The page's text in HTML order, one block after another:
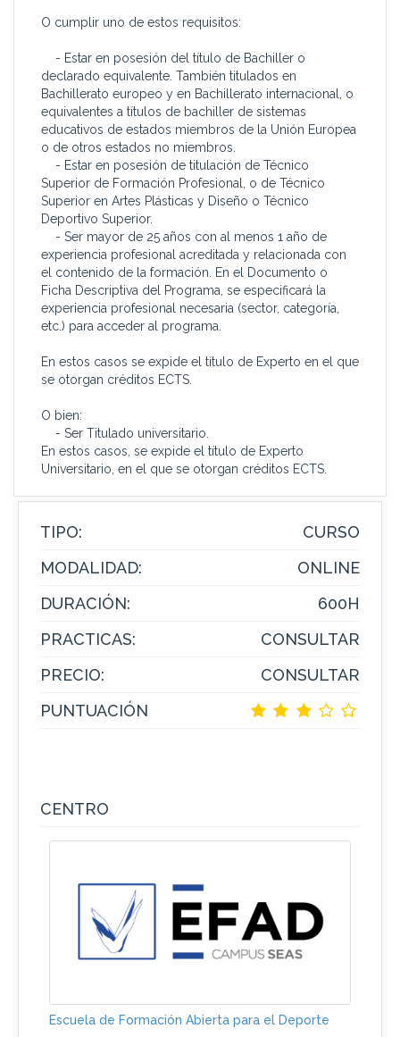
O cumplir uno de estos requisitos:
- Estar en posesión del título de Bachiller o
declarado equivalente. También titulados en
Bachillerato europeo y en Bachillerato internacional, o
equivalentes a títulos de bachiller de sistemas
educativos de estados miembros de la Unión Europea
o de otros estados no miembros.
- Estar en posesión de titulación de Técnico
Superior de Formación Profesional, o de Técnico
Superior en Artes Plásticas y Diseño o Técnico
Deportivo Superior.
- Ser mayor de 25 años con al menos 1 año de
experiencia profesional acreditada y relacionada con
el contenido de la formación. En el Documento o
Ficha Descriptiva del Programa, se especificará la
experiencia profesional necesaria (sector, categoría,
etc.) para acceder al programa.
En estos casos se expide el título de Experto en el que
se otorgan créditos ECTS.
O bien:
- Ser Titulado universitario.
En estos casos, se expide el título de Experto
Universitario, en el que se otorgan créditos ECTS.
TIPO:
CURSO
MODALIDAD:
ONLINE
DURACIÓN:
600H
PRACTICAS:
CONSULTAR
PRECIO:
CONSULTAR
PUNTUACIÓN
CENTRO
Escuela de Formación Abierta para el Deporte